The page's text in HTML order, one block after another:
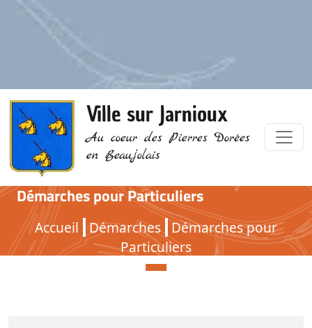
Ville sur Jarnioux
Au coeur des Pierres Dorées
en Beaujolais
Démarches pour Particuliers
Accueil Démarches Démarches pour
Particuliers
Démarches pour Particuliers